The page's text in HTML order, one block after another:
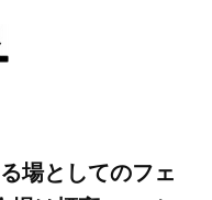
場としてのフェ